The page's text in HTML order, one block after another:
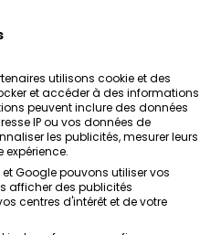
Politique de confidentialité
Conditions générales
Politique de sécurité
Contacts
utilisons cookie et des
et accéder à des informations
peuvent inclure des données
IP ou vos données de
les publicités, mesurer leurs
expérience.
Google pouvons utiliser vos
afficher des publicités
centres d'intérêt et de votre